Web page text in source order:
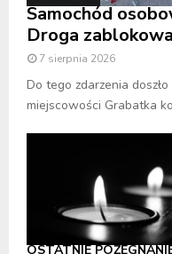
Samochód
Droga
7 sierpnia 2026
Do tego zdarzenia
miejscowości Grabatka
OSTATNIE